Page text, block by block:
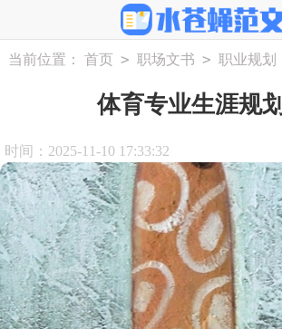
当前位置： 首页 > 职场文书 > 职业规划
体育专业生涯规
时间：2025-11-10 17:33:32